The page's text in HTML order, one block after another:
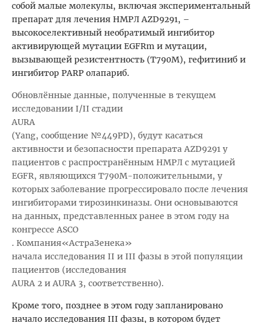
собой малые молекулы, включая экспериментальный
препарат для лечения НМРЛ AZD9291, –
высокоселективный необратимый ингибитор
активирующей мутации EGFRm и мутации,
вызывающей резистентность (T790M), гефитиниб и
ингибитор PARP олапариб.
Обновлённые данные, полученные в текущем
исследовании I/II стадии
AURA
(Yang, сообщение №449PD), будут касаться
активности и безопасности препарата AZD9291 у
пациентов с распространённым НМРЛ с мутацией
EGFR, являющихся T790M-положительными, у
которых заболевание прогрессировало после лечения
ингибиторами тирозинкиназы. Они основываются
на данных, представленных ранее в этом году на
конгрессе ASCO
. Компания«АстраЗенека»
начала исследования II и III фазы в этой популяции
пациентов (исследования
AURA 2 и AURA 3, соответственно).
Кроме того, позднее в этом году запланировано
начало исследования III фазы, в котором будет